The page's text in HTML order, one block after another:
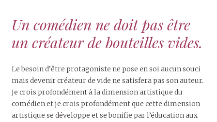
Un comédien ne doit pas être
un créateur de bouteilles vides.
Le besoin d’être protagoniste ne pose en soi aucun souci
mais devenir créateur de vide ne satisfera pas son auteur.
Je crois profondément à la dimension artistique du
comédien et je crois profondément que cette dimension
artistique se développe et se bonifie par l’éducation aux